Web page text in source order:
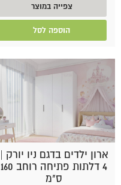
צפייה במוצר
הוספה לסל
ארון ילדים בדגם ניו יורק |
4 דלתות פתיחה רוחב 160
ס"מ